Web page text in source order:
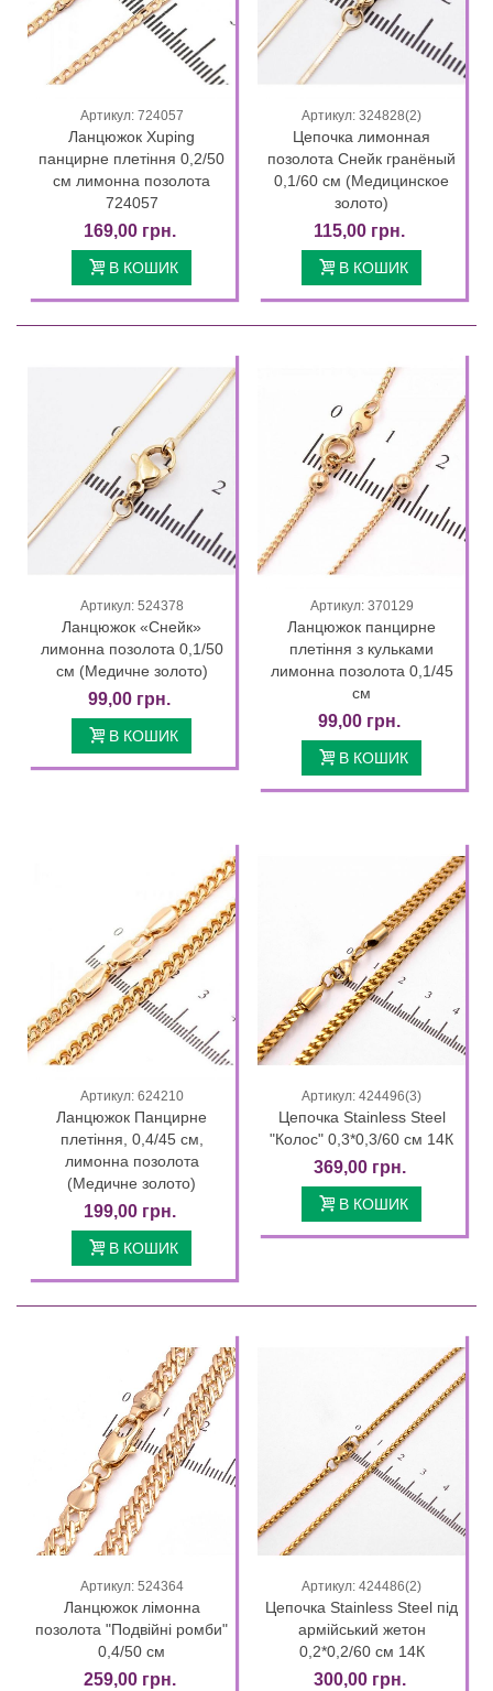
Артикул: 724057
Ланцюжок Xuping
панцирне плетіння 0,2/50
см лимонна позолота
724057
169,00 грн.
В КОШИК
Артикул: 324828(2)
Цепочка лимонная
позолота Снейк гранёный
0,1/60 см (Медицинское
золото)
115,00 грн.
В КОШИК
Артикул: 524378
Ланцюжок «Снейк»
лимонна позолота 0,1/50
см (Медичне золото)
99,00 грн.
В КОШИК
Артикул: 370129
Ланцюжок панцирне
плетіння з кульками
лимонна позолота 0,1/45
см
99,00 грн.
В КОШИК
Артикул: 624210
Ланцюжок Панцирне
плетіння, 0,4/45 см,
лимонна позолота
(Медичне золото)
199,00 грн.
В КОШИК
Артикул: 424496(3)
Цепочка Stainless Steel
"Колос" 0,3*0,3/60 см 14К
369,00 грн.
В КОШИК
Артикул: 524364
Ланцюжок лімонна
позолота "Подвійні ромби"
0,4/50 см
259,00 грн.
Артикул: 424486(2)
Цепочка Stainless Steel під
армійський жетон
0,2*0,2/60 см 14К
300,00 грн.